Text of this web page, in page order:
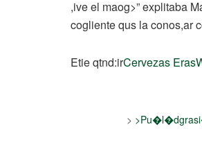
,ive el maog>” explitaba
cogliente qus la conos,ar
Etie qtnd:irCervezas Eras
> >